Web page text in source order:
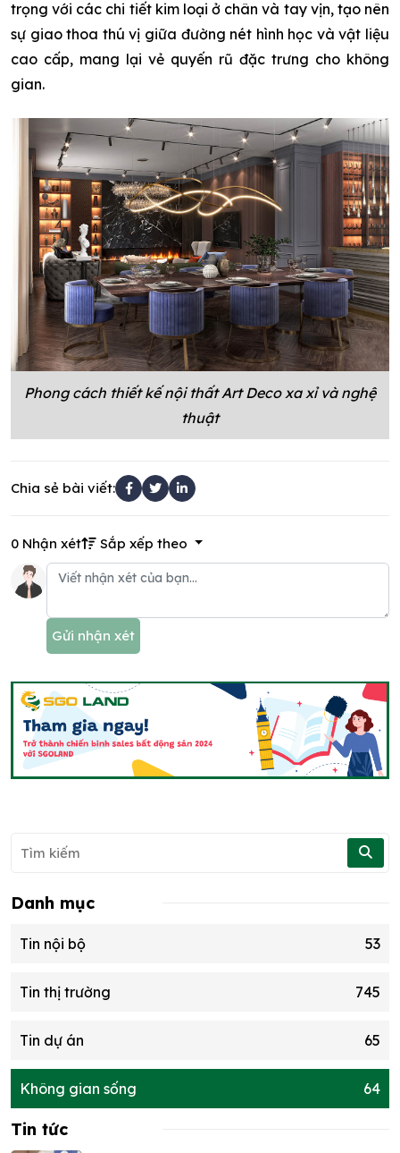
trọng với các chi tiết kim loại ở chân và tay vịn, tạo nên
sự giao thoa thú vị giữa đường nét hình học và vật liệu
cao cấp, mang lại vẻ quyến rũ đặc trưng cho không
gian.
Phong cách thiết kế nội thất Art Deco xa xỉ và nghệ
thuật
Chia sẻ bài viết:
0 Nhận xét Sắp xếp theo
Gửi nhận xét
Danh mục
Tin nội bộ 53
Tin thị trường 745
Tin dự án 65
Không gian sống 64
Tin tức